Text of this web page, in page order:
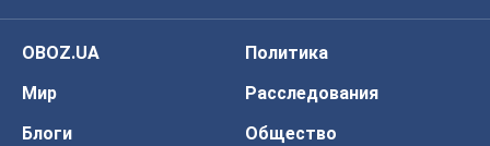
OBOZ.UA
Политика
Мир
Расследования
Блоги
Общество